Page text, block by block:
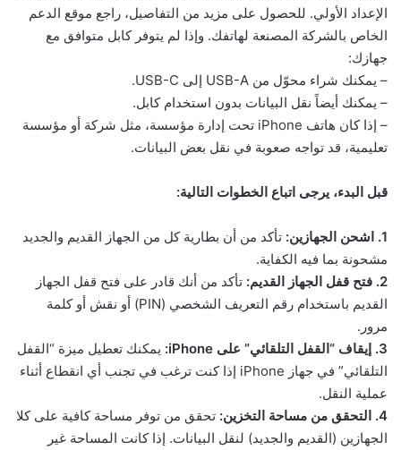
الإعداد الأولي. للحصول على مزيد من التفاصيل، راجع موقع الدعم
الخاص بالشركة المصنعة لهاتفك. وإذا لم يتوفر كابل متوافق مع
جهازك:
– يمكنك شراء محوّل من USB-A إلى USB-C.
– يمكنك أيضاً نقل البيانات بدون استخدام كابل.
– إذا كان هاتف iPhone تحت إدارة مؤسسة، مثل شركة أو مؤسسة
تعليمية، قد تواجه صعوبة في نقل بعض البيانات.
قبل البدء، يرجى اتباع الخطوات التالية:
1. اشحن الجهازين:
تأكد من أن بطارية كل من الجهاز القديم والجديد
مشحونة بما فيه الكفاية.
2. فتح قفل الجهاز القديم:
تأكد من أنك قادر على فتح قفل الجهاز
القديم باستخدام رقم التعريف الشخصي (PIN) أو نقش أو كلمة
مرور.
3. إيقاف “القفل التلقائي” على iPhone:
يمكنك تعطيل ميزة “القفل
التلقائي” في جهاز iPhone إذا كنت ترغب في تجنب أي انقطاع أثناء
عملية النقل.
4. التحقق من مساحة التخزين:
تحقق من توفر مساحة كافية على كلا
الجهازين (القديم والجديد) لنقل البيانات. إذا كانت المساحة غير